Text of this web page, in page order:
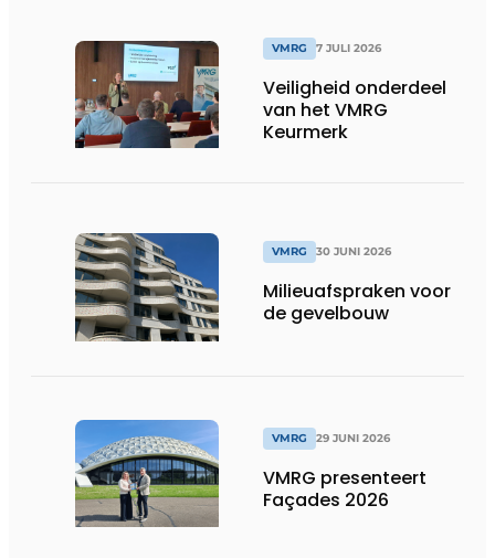
VMRG 7 JULI 2026
Veiligheid onderdeel
van het VMRG
Keurmerk
VMRG 30 JUNI 2026
Milieuafspraken voor
de gevelbouw
VMRG 29 JUNI 2026
VMRG presenteert
Façades 2026